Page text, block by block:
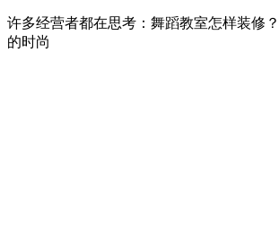
许多经营者都在思考：舞蹈教室怎样装修
的时尚